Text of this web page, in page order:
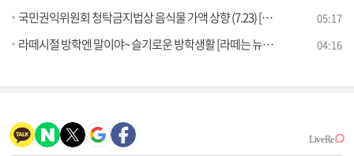
국민권익위원회 청탁금지법상 음식물 가액 상향 (7.23) [브리핑 인사이트] 05:17
라떼시절 방학엔 말이야~ 슬기로운 방학생활 [라떼는 뉴우스] 04:16